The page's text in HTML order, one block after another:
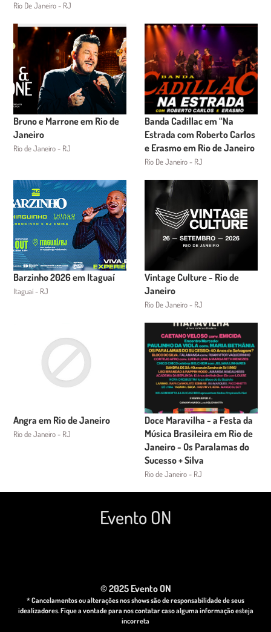
Rio De Janeiro - RJ
Bruno e Marrone em Rio de
Janeiro
Rio de Janeiro - RJ
Banda Cadillac em “Na
Estrada com Roberto Carlos
e Erasmo em Rio de Janeiro
Rio De Janeiro - RJ
Barzinho 2026 em Itaguaí
Itaguaí - RJ
Vintage Culture - Rio de
Janeiro
Rio De Janeiro - RJ
Angra em Rio de Janeiro
Rio de Janeiro - RJ
Doce Maravilha - a Festa da
Música Brasileira em Rio de
Janeiro - Os Paralamas do
Sucesso + Silva
Rio de Janeiro - RJ
Evento ON
© 2025 Evento ON
* Cancelamentos ou alterações nos shows são de responsabilidade de seus
idealizadores. Fique a vontade para nos contatar caso alguma informação esteja
incorreta